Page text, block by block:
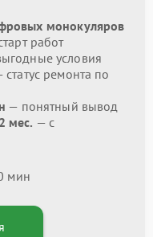
монокуляров
работ
условия
статус ремонта по
— понятный вывод
мес. — с
мин